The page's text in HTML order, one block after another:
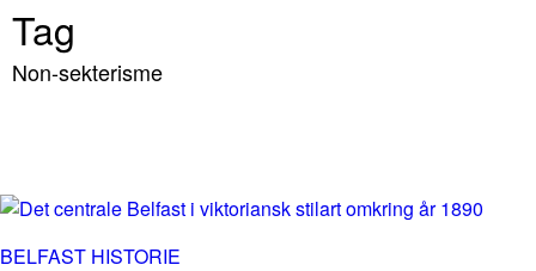
Tag
Non-sekterisme
BELFAST HISTORIE